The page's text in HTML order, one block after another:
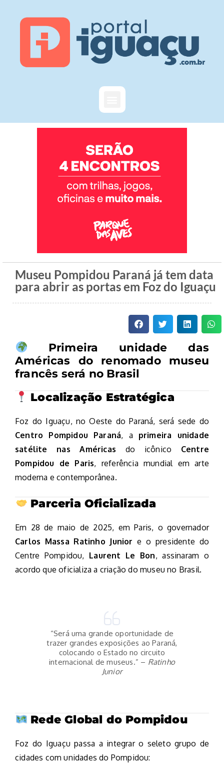
Museu Pompidou Paraná já tem data
para abrir as portas em Foz do Iguaçu
Primeira unidade das
Américas do renomado museu
francês será no Brasil
Localização Estratégica
Foz do Iguaçu, no Oeste do Paraná, será sede do
Centro Pompidou Paraná, a primeira unidade
satélite nas Américas do icônico Centre
Pompidou de Paris, referência mundial em arte
moderna e contemporânea.
Parceria Oficializada
Em 28 de maio de 2025, em Paris, o governador
Carlos Massa Ratinho Junior e o presidente do
Centre Pompidou, Laurent Le Bon, assinaram o
acordo que oficializa a criação do museu no Brasil.
“Será uma grande oportunidade de
trazer grandes exposições ao Paraná,
colocando o Estado no circuito
internacional de museus.” – Ratinho
Junior
Rede Global do Pompidou
Foz do Iguaçu passa a integrar o seleto grupo de
cidades com unidades do Pompidou: